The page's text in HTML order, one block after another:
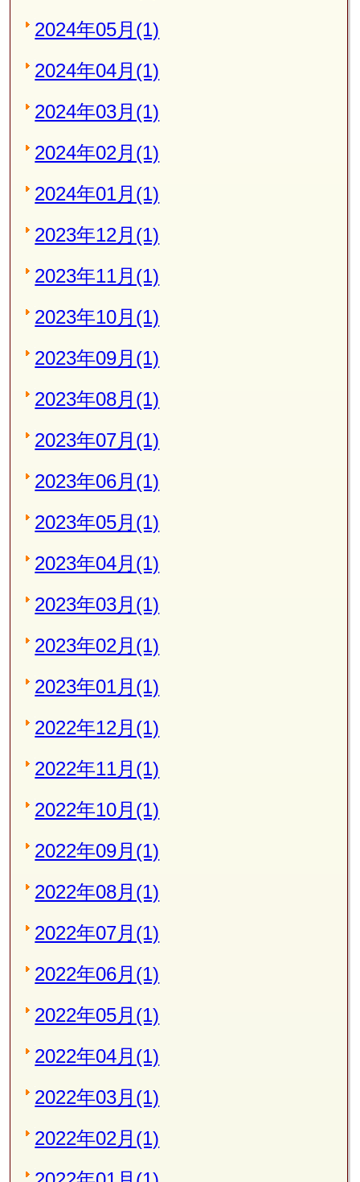
2024年05月(1)
2024年04月(1)
2024年03月(1)
2024年02月(1)
2024年01月(1)
2023年12月(1)
2023年11月(1)
2023年10月(1)
2023年09月(1)
2023年08月(1)
2023年07月(1)
2023年06月(1)
2023年05月(1)
2023年04月(1)
2023年03月(1)
2023年02月(1)
2023年01月(1)
2022年12月(1)
2022年11月(1)
2022年10月(1)
2022年09月(1)
2022年08月(1)
2022年07月(1)
2022年06月(1)
2022年05月(1)
2022年04月(1)
2022年03月(1)
2022年02月(1)